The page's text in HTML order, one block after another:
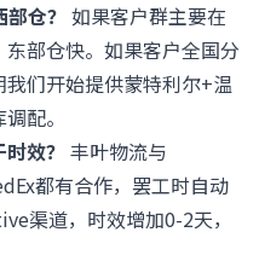
仓？ 如果客户群主要在
部仓快。如果客户全国分
们开始提供蒙特利尔+温
配。
效？ 丰叶物流与
都有合作，罢工时自动
渠道，时效增加0-2天，